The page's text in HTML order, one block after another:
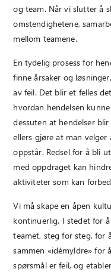
og team. Når vi slutter å
omstendighetene,
mellom teamene.
En tydelig prosess for
finne årsaker og
av feil. Det blir et felles
hvordan hendelsen
dessuten at hendelser
ellers gjøre at man velger
oppstår. Redsel for å bli
med oppdraget kan
aktiviteter som kan
Vi må skape en åpen
kontinuerlig. I stedet for
teamet, steg for steg, for
sammen «idémyldre» for
spørsmål er feil, og